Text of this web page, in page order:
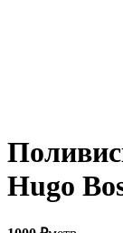
Hugo